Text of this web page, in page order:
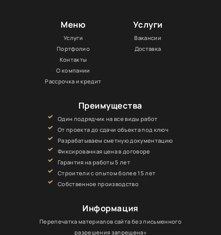
Меню
Услуги
Портфолио
Контакты
О компании
Рассрочка и кредит
Услуги
Вакансии
Доставка
Преимущества
Один подрядчик на все виды работ
От проекта до сдачи объекта под ключ
Разрабатываем сметную документацию
Фиксированная цена в договоре
Гарантия на работы 5 лет
Строители с опытом более 15 лет
Собственное производство
Информация
Перепечатка материалов сайта без письменного
разрешения запрещена»